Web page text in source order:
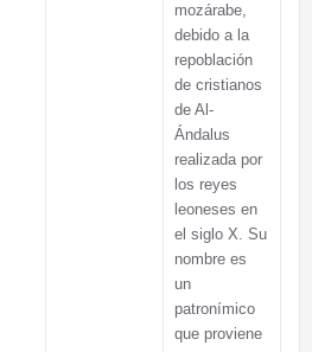
mozárabe,
debido a la
repoblación
de cristianos
de Al-
Ándalus
realizada por
los reyes
leoneses en
el siglo X. Su
nombre es
un
patronímico
que proviene